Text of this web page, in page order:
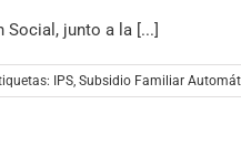
Social, junto a la [...]
IPS, Subsidio Familiar